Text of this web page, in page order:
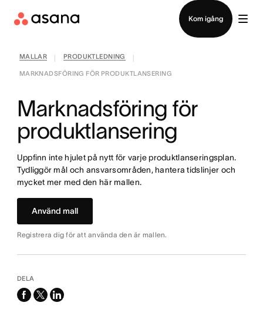
Kom igång
MALLAR PRODUKTLEDNING
MARKNADSFÖRING FÖR PRODUKTLANSERING
Marknadsföring för
produktlansering
Uppfinn inte hjulet på nytt för varje produktlanseringsplan.
Tydliggör mål och ansvarsområden, hantera tidslinjer och
mycket mer med den här mallen.
Använd mall
Registrera dig för att använda den är mallen.
DELA
facebook
x-
linkedin